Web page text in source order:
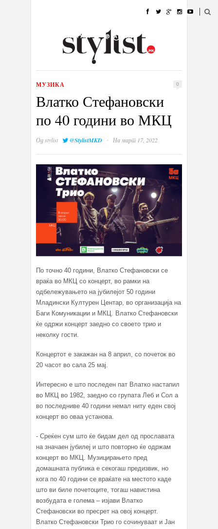
УБАВИНА
КУЛТУРА @РАБОТА
ИЗЛОГ
МУЗИКА 0
Влатко Стефановски
по 40 години во МКЦ
Одstylist @StylistMKD · На март 17, 2022
По точно 40 години, Влатко Стефановски се
враќа во МКЦ со концерт, во рамки на
одбележувањето на јубилејот 50 години
Младински Културен Центар, во организација на
Баги Комуникации и МКЦ. Влатко Стефановски
ќе одржи концерт заедно со своето трио и
неколку гости.
Концертот е закажан на 8 април, со почеток во
20 часот во сала 25 мај.
Интересно е што последен пат Влатко настапил
во МКЦ во 1982, заедно со групата Леб и Сол а
во последниве 40 години немал ниту еден свој
концерт во оваа установа.
- Среќен сум што ќе бидам дел од прославата
на значаен јубилеј и што повторно ќе одржам
концерт во МКЦ. Музицирањето пред
домашната публика е секогаш предизвик, но
кога по 40 години се враќате на местото каде
што ви биле почетоците, тогаш навистина
возбудата е голема – изјави Влатко
Стефановски во пресрет на овој концерт.
Влатко Стефановски Трио го сочинуваат и Јан